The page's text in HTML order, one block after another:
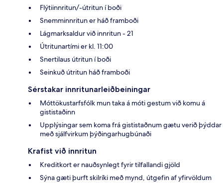
Flýtiinnritun/-útritun í boði
Snemminnritun er háð framboði
Lágmarksaldur við innritun - 21
Útritunartími er kl. 11:00
Snertilaus útritun í boði
Seinkuð útritun háð framboði
Sérstakar innritunarleiðbeiningar
Móttökustarfsfólk mun taka á móti gestum við komu á
gististaðinn
Upplýsingar sem koma frá gististaðnum gætu verið þýddar
með sjálfvirkum þýðingarhugbúnaði
Krafist við innritun
Kreditkort er nauðsynlegt fyrir tilfallandi gjöld
Sýna gæti þurft skilríki með mynd, útgefin af yfirvöldum